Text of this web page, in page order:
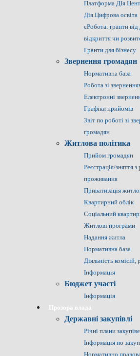
Платформа
Дія.Цифрова освіта
єРобота: гранти
відкриття чи
Гранти для бізнесу
Звернення громадян
Нормативна база
Робота зі
Електронні
Графіки прийомів
Звіт по роботі зі
громадян
Житлова політика
Прийом громадян
Реєстрація/зняття з
проживання
Приватизація
Квартирний облік
Соціальний
Житлові програми
Надання житла
Нормативна база
Діяльність комісій,
Інформація
Бюджет участі
Інформація
Прозора влада
Державні закупівлі
Річні плани
Інформація по
Нормативно